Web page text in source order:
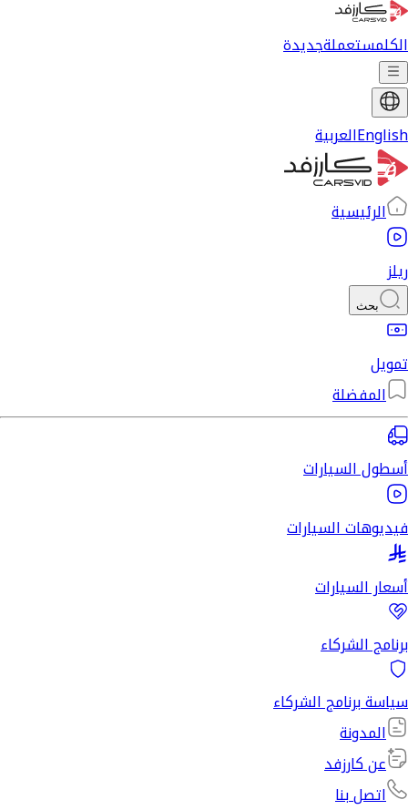
الكلمستعملةجديدة
Englishالعربية
الرئيسية
ريلز
بحث
تمويل
المفضلة
أسطول السيارات
فيديوهات السيارات
أسعار السيارات
برنامج الشركاء
سياسة برنامج الشركاء
المدونة
عن كارزفد
اتصل بنا